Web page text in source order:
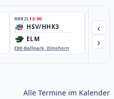
BBBZL13:00
HSV/HHK3
ELM
EBE-Ballpark, Elmshorn
‹
›
Alle Termine im Kalender